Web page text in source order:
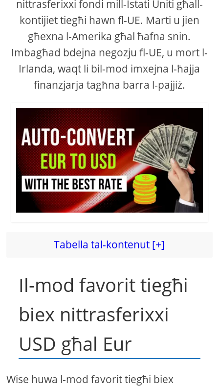
nittrasferixxi fondi mill-Istati Uniti għall-
kontijiet tiegħi hawn fl-UE. Marti u jien
għexna l-Amerika għal ħafna snin.
Imbagħad bdejna negozju fl-UE, u mort l-
Irlanda, waqt li bil-mod imxejna l-ħajja
finanzjarja tagħna barra l-pajjiż.
Tabella tal-kontenut [+]
Il-mod favorit tiegħi
biex nittrasferixxi
USD għal Eur
Wise huwa l-mod favorit tiegħi biex